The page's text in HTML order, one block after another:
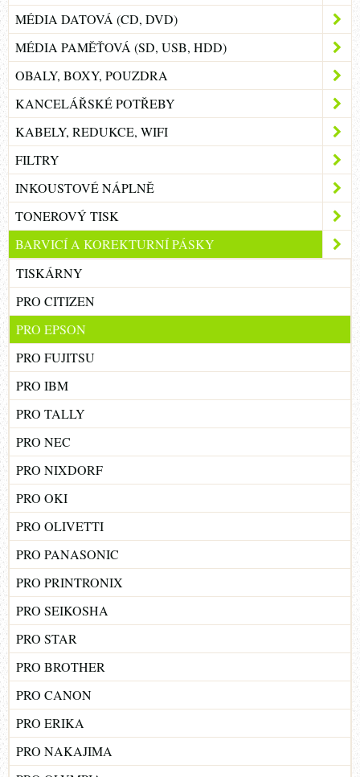
MÉDIA DATOVÁ (CD, DVD)
MÉDIA PAMĚŤOVÁ (SD, USB, HDD)
OBALY, BOXY, POUZDRA
KANCELÁŘSKÉ POTŘEBY
KABELY, REDUKCE, WIFI
FILTRY
INKOUSTOVÉ NÁPLNĚ
TONEROVÝ TISK
BARVICÍ A KOREKTURNÍ PÁSKY
TISKÁRNY
PRO CITIZEN
PRO EPSON
PRO FUJITSU
PRO IBM
PRO TALLY
PRO NEC
PRO NIXDORF
PRO OKI
PRO OLIVETTI
PRO PANASONIC
PRO PRINTRONIX
PRO SEIKOSHA
PRO STAR
PRO BROTHER
PRO CANON
PRO ERIKA
PRO NAKAJIMA